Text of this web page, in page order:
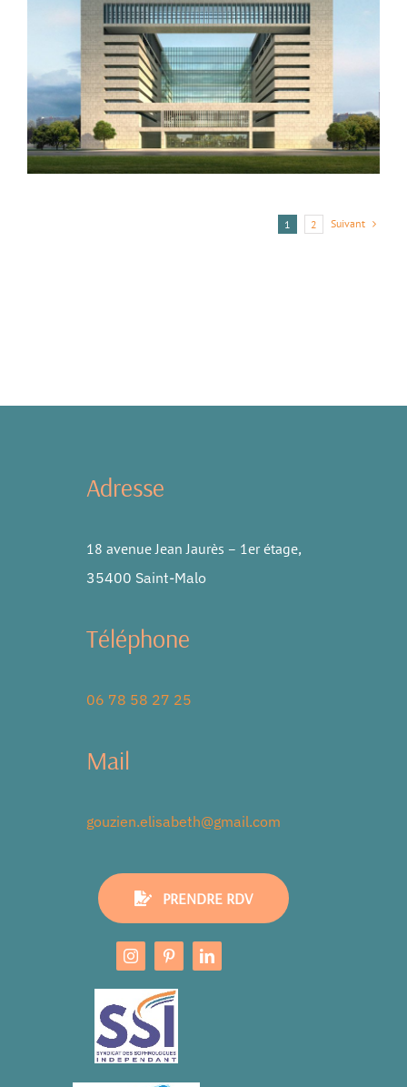
1 2 Suivant
Adresse
18 avenue Jean Jaurès – 1er étage,
35400 Saint-Malo
Téléphone
06 78 58 27 25
Mail
gouzien.elisabeth@gmail.com
PRENDRE RDV